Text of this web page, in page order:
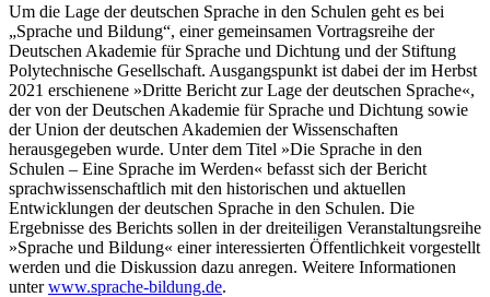
Um die Lage der deutschen Sprache in den Schulen geht es bei
„Sprache und Bildung“, einer gemeinsamen Vortragsreihe der
Deutschen Akademie für Sprache und Dichtung und der Stiftung
Polytechnische Gesellschaft. Ausgangspunkt ist dabei der im Herbst
2021 erschienene »Dritte Bericht zur Lage der deutschen Sprache«,
der von der Deutschen Akademie für Sprache und Dichtung sowie
der Union der deutschen Akademien der Wissenschaften
herausgegeben wurde. Unter dem Titel »Die Sprache in den
Schulen – Eine Sprache im Werden« befasst sich der Bericht
sprachwissenschaftlich mit den historischen und aktuellen
Entwicklungen der deutschen Sprache in den Schulen. Die
Ergebnisse des Berichts sollen in der dreiteiligen Veranstaltungsreihe
»Sprache und Bildung« einer interessierten Öffentlichkeit vorgestellt
werden und die Diskussion dazu anregen. Weitere Informationen
unterwww.sprache-bildung.de.